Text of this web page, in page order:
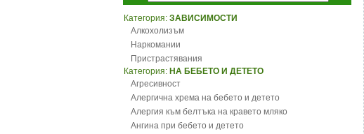
Категория: ЗАВИСИМОСТИ
Алкохолизъм
Наркомании
Пристрастявания
Категория: НА БЕБЕТО И ДЕТЕТО
Агресивност
Алергична хрема на бебето и детето
Алергия към белтъка на кравето мляко
Ангина при бебето и детето